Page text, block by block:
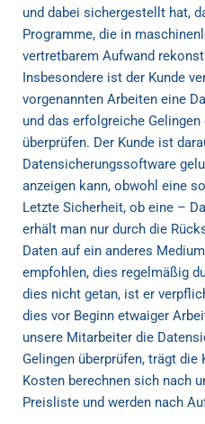
und dabei sichergestellt hat,
Programme, die in
vertretbarem Aufwand
Insbesondere ist der Kunde
vorgenannten Arbeiten eine
und das erfolgreiche
überprüfen. Der Kunde ist
Datensicherungssoftware
anzeigen kann, obwohl eine
Letzte Sicherheit, ob eine –
erhält man nur durch die
Daten auf ein anderes
empfohlen, dies regelmäßig
dies nicht getan, ist er
dies vor Beginn etwaiger
unsere Mitarbeiter die
Gelingen überprüfen, trägt die
Kosten berechnen sich nach
Preisliste und werden nach